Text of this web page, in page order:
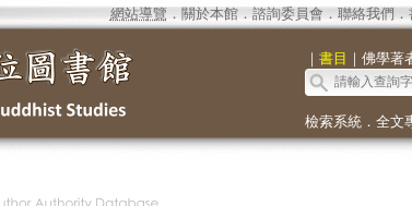
網站導覽 ． 關於本館． 諮詢委員會． 聯絡我們 ．
｜ 書目 ｜ 佛學著
檢索系統． 全文